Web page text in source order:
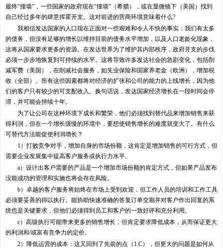
最终“撞墙”，一些国家的政府现在“撞墙”（希腊），或在显微镜下（美国）找到
自己经过多年的肆意挥霍开支。这对前进的营商环境意味着什么?
我相信发达国家的人口现在正面对一些艰难和令人不快的事实：我们有太多
的债务，但没有足够的增长以维持目前的债务水平增加，以及人口老龄化现象，
这将从国家要求更多的资源。在发达世界为了维护其内部秩序，政府开支的步伐
必须一步步地恢复到可持续的水平。这将导致许多发达社会的急剧变化，包括削
减军费（美国），在削减社会服务，如失业保险和国家养老金（欧洲），增加税
收（全部）。所有这些因素都将对经济的扩张和公司的能力的上线增长，因为他
们的客户只有较少的可支配收入。换句话说，发达国家经济增长在一段时间会停
滞，并可能会持续十年。
为了让公司在这种环境下成长和繁荣，他们必须找到替代品来增加销售来获
得利润，但在一个增长缓慢的环境中，要想使销售增长的难度就变大了。有什么
可替代方法能促使利润增长？
1）打败竞争对手，增加自身的市场份额，这肯定是增加销售的可行方式，但
需要企业发展集中提高客户服务或执行力水平。
a）设计出客户需要的产品是一个增加市场份额的肯定方式，但如果产品发布
没能成功的管理和实施也将会存在风险。
b）卓越的客户服务将始终在市场上受到欢迎，但工作人员的培训和工作工具
必须要妥善的得以执行。能协助快速准确的答复订单交期并对客户作出回复的系
统也是关键要求，但他们必须得到员工和客户的一致好评和充分利用。
c）高级执行可能带来更多的销售增长，但肯定要求降低成本，从而保证更大
的利润和/或富有竞争力的定价。
2）降低运营的成本：这又回到了先前的点（1.C），但更大的问题是如何从